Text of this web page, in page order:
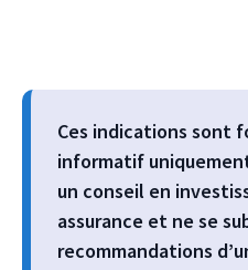
Ces indications sont
informatif
un conseil en
assurance et ne se
recommandations